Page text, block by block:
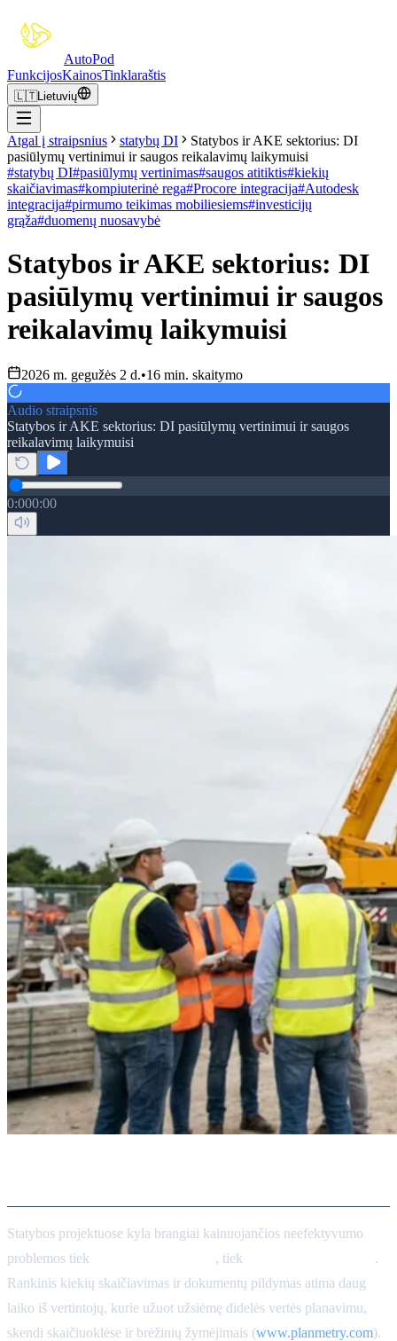
AutoPod
FunkcijosKainosTinklaraštis
🇱🇹Lietuvių
Atgal į straipsnius statybų DI
Statybos ir AKE sektorius: DI
pasiūlymų vertinimui ir saugos reikalavimų laikymuisi
#statybų DI#pasiūlymų vertinimas#saugos atitiktis#kiekių
skaičiavimas#kompiuterinė rega#Procore integracija#Autodesk
integracija#pirmumo teikimas mobiliesiems#investicijų
grąža#duomenų nuosavybė
Statybos ir AKE sektorius: DI
pasiūlymų vertinimui ir saugos
reikalavimų laikymuisi
2026 m. gegužės 2 d.•16 min. skaitymo
Audio straipsnis
Statybos ir AKE sektorius: DI pasiūlymų vertinimui ir saugos
reikalavimų laikymuisi
0:000:00
Statybos projektuose kyla brangiai kainuojančios neefektyvumo
problemos tiek
, tiek
.
Rankinis kiekių skaičiavimas ir dokumentų pildymas atima daug
laiko iš vertintojų, kurie užuot užsiėmę didelės vertės planavimu,
skendi skaičiuoklėse ir brėžinių žymėjimais (www.planmetry.com).